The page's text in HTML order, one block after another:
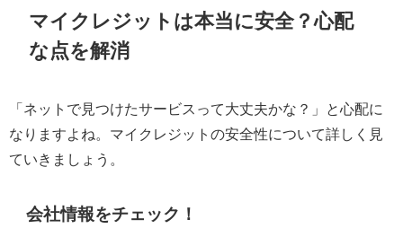
マイクレジットは本当に安全？心配
な点を解消
「ネットで見つけたサービスって大丈夫かな？」と心配に
なりますよね。マイクレジットの安全性について詳しく見
ていきましょう。
会社情報をチェック！